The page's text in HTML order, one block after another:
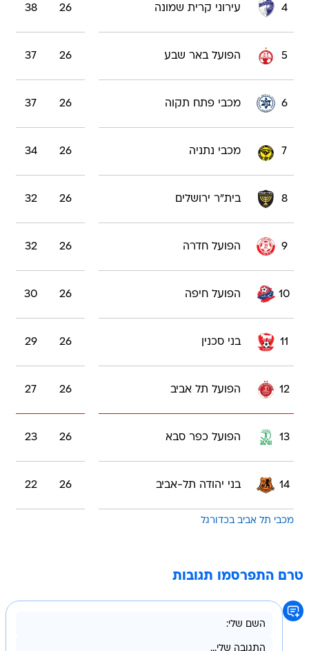
4 עירוני קרית שמונה 26
38
5 הפועל באר שבע 26
37
6 מכבי פתח תקוה 26
37
7 מכבי נתניה 26
34
8 בית"ר ירושלים 26
32
9 הפועל חדרה 26
32
10 הפועל חיפה 26
30
11 בני סכנין 26
29
12 הפועל תל אביב 26
27
13 הפועל כפר סבא 26
23
14 בני יהודה תל-אביב 26
22
מכבי תל אביב בכדורגל
טרם התפרסמו תגובות